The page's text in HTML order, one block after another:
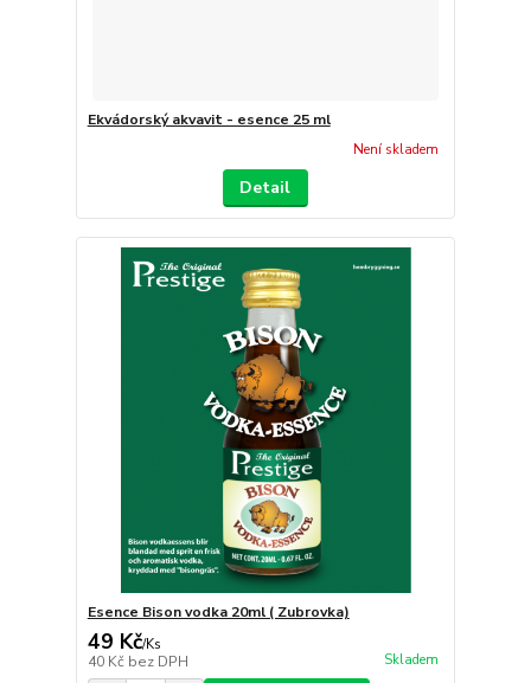
Ekvádorský akvavit - esence 25 ml
Není skladem
Detail
Esence Bison vodka 20ml ( Zubrovka)
49 Kč/Ks
40 Kč bez DPH Skladem